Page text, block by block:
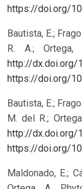
https://doi.org/
Bautista, E.;
R. A.; Ortega,
http://dx.doi.org/
https://doi.org/
Bautista, E.;
M. del R.;
http://dx.doi.org/
https://doi.org/
Maldonado, E.;